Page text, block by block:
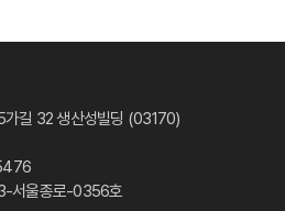
가길 32 생산성빌딩 (03170)
서울종로-0356호